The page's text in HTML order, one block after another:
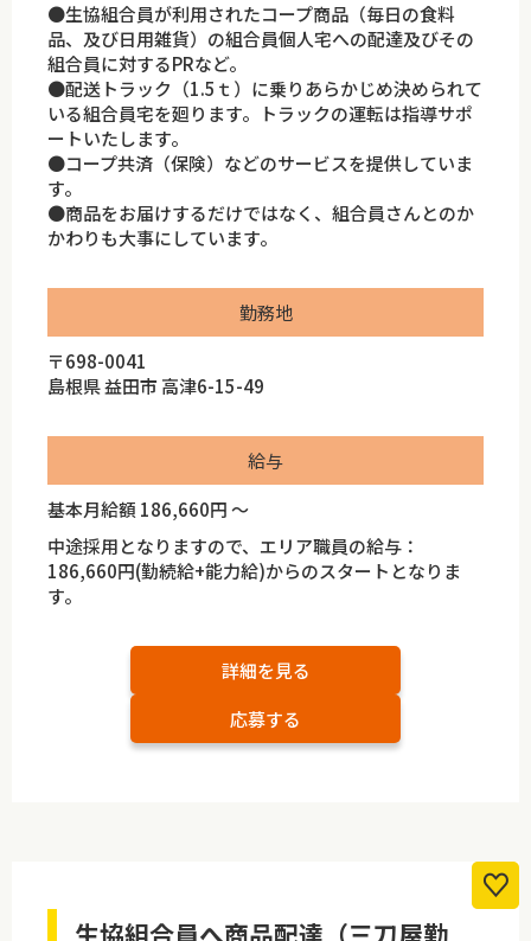
●生協組合員が利用されたコープ商品（毎日の食料
品、及び日用雑貨）の組合員個人宅への配達及びその
組合員に対するPRなど。
●配送トラック（1.5ｔ）に乗りあらかじめ決められて
いる組合員宅を廻ります。トラックの運転は指導サポ
ートいたします。
●コープ共済（保険）などのサービスを提供していま
す。
●商品をお届けするだけではなく、組合員さんとのか
かわりも大事にしています。
勤務地
〒698-0041
島根県 益田市 高津6-15-49
給与
基本月給額 186,660円 ～
中途採用となりますので、エリア職員の給与：
186,660円(勤続給+能力給)からのスタートとなりま
す。
詳細を見る
応募する